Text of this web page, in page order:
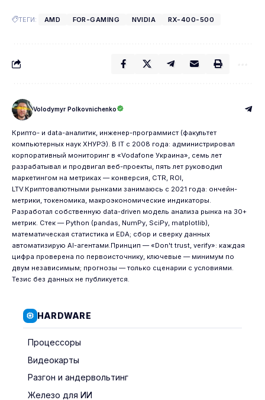
ТЕГИ: AMD FOR-GAMING NVIDIA RX-400-500
Volodymyr Polkovnichenko
Крипто- и data-аналитик, инженер-программист (факультет
компьютерных наук ХНУРЭ). В IT с 2008 года: администрировал
корпоративный мониторинг в «Vodafone Украина», семь лет
разрабатывал и продвигал веб-проекты, пять лет руководил
маркетингом на метриках — конверсия, CTR, ROI,
LTV.Криптовалютными рынками занимаюсь с 2021 года: ончейн-
метрики, токеномика, макроэкономические индикаторы.
Разработал собственную data-driven модель анализа рынка на 30+
метрик. Стек — Python (pandas, NumPy, SciPy, matplotlib),
математическая статистика и EDA; сбор и сверку данных
автоматизирую AI-агентами.Принцип — «Don't trust, verify»: каждая
цифра проверена по первоисточнику, ключевые — минимум по
двум независимым; прогнозы — только сценарии с условиями.
Тезис без данных не публикуется.
HARDWARE
Процессоры
Видеокарты
Разгон и андервольтинг
Железо для ИИ